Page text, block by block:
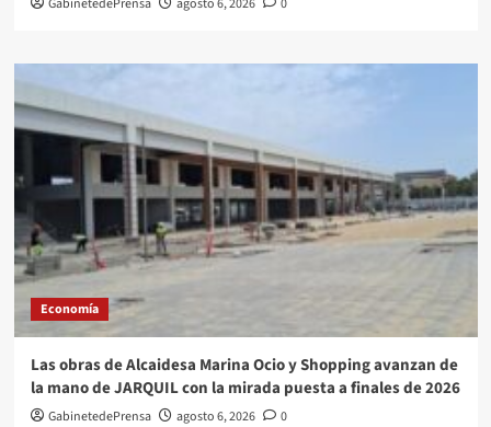
Economía
Las obras de Alcaidesa Marina Ocio y Shopping avanzan de
la mano de JARQUIL con la mirada puesta a finales de 2026
GabinetedePrensa agosto 6, 2026 0